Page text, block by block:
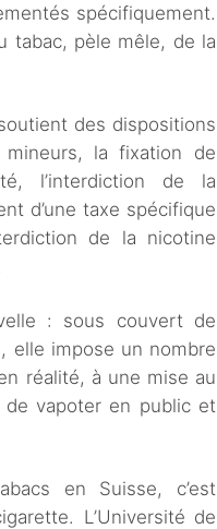
spécifiquement.
tabac, pèle mêle, de la
des dispositions
la fixation de
l’interdiction de la
d’une taxe spécifique
de la nicotine
: sous couvert de
elle impose un nombre
réalité, à une mise au
de vapoter en public et
en Suisse, c’est
L’Université de